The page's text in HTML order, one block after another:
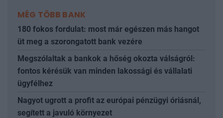
MÉG TÖBB BANK
180 fokos fordulat: most már egészen más hangot
üt meg a szorongatott bank vezére
Megszólaltak a bankok a hőség okozta válságról:
fontos kérésük van minden lakossági és vállalati
ügyfélhez
Nagyot ugrott a profit az európai pénzügyi óriásnál,
segített a javuló környezet